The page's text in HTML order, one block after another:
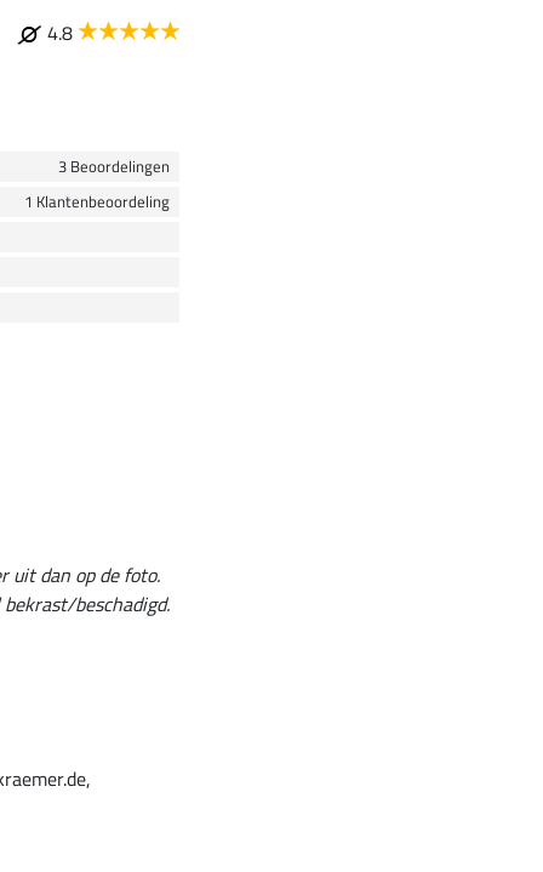
4.8
3 Beoordelingen
1 Klantenbeoordeling
uit dan op de foto.
beschadigd.